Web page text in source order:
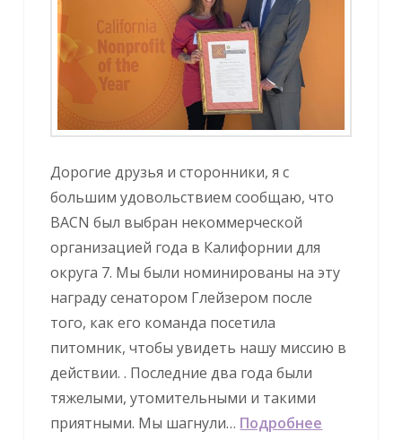
Дорогие друзья и сторонники, я с
большим удовольствием сообщаю, что
BACN был выбран некоммерческой
организацией года в Калифорнии для
округа 7. Мы были номинированы на эту
награду сенатором Глейзером после
того, как его команда посетила
питомник, чтобы увидеть нашу миссию в
действии. . Последние два года были
тяжелыми, утомительными и такими
приятными. Мы шагнули… Подробнее